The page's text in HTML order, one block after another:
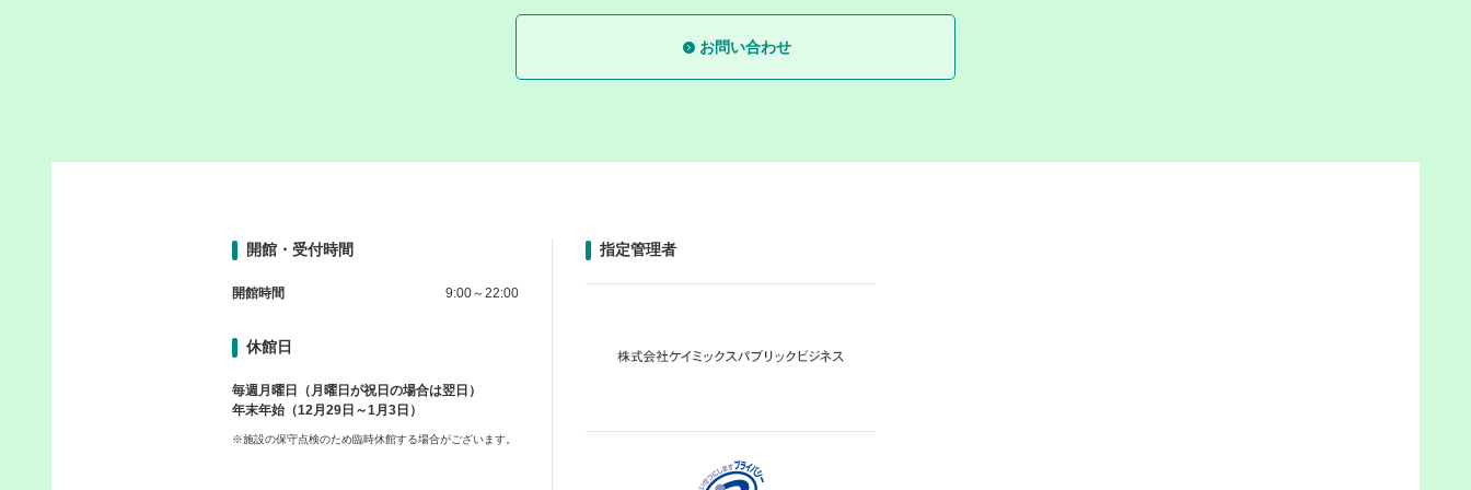
お問い合わせ
開館・受付時間
開館時間 9:00～22:00
休館日
毎週月曜日（月曜日が祝日の場合は翌日）
年末年始（12月29日～1月3日）
※施設の保守点検のため臨時休館する場合がございます。
指定管理者